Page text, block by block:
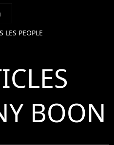
LES PEOPLE
BOON